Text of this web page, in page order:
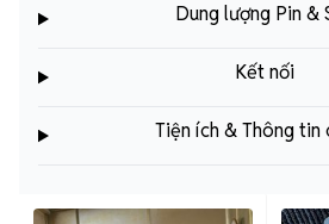
Dung lượng Pin &
Kết nối
Tiện ích & Thông tin